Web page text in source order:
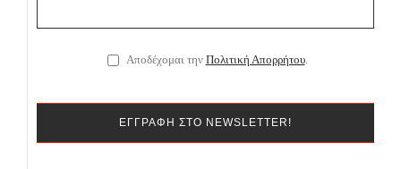
Αποδέχομαι την Πολιτική Απορρήτου.